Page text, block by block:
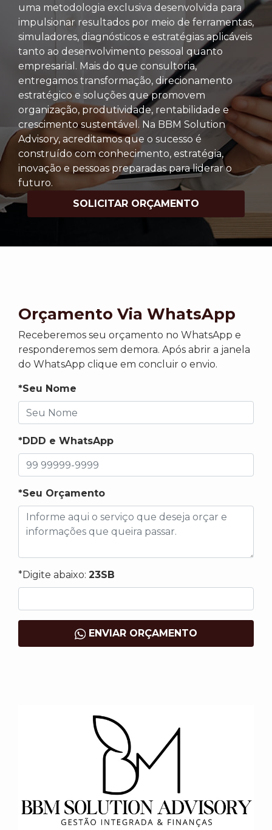
uma metodologia exclusiva desenvolvida para
impulsionar resultados por meio de ferramentas,
simuladores, diagnósticos e estratégias aplicáveis
tanto ao desenvolvimento pessoal quanto
empresarial. Mais do que consultoria,
entregamos transformação, direcionamento
estratégico e soluções que promovem
organização, produtividade, rentabilidade e
crescimento sustentável. Na BBM Solution
Advisory, acreditamos que o sucesso é
construído com conhecimento, estratégia,
inovação e pessoas preparadas para liderar o
futuro.
SOLICITAR ORÇAMENTO
Orçamento Via WhatsApp
Receberemos seu orçamento no WhatsApp e
responderemos sem demora. Após abrir a janela
do WhatsApp clique em concluir o envio.
*Seu Nome
*DDD e WhatsApp
*Seu Orçamento
*Digite abaixo: 23SB
ENVIAR ORÇAMENTO